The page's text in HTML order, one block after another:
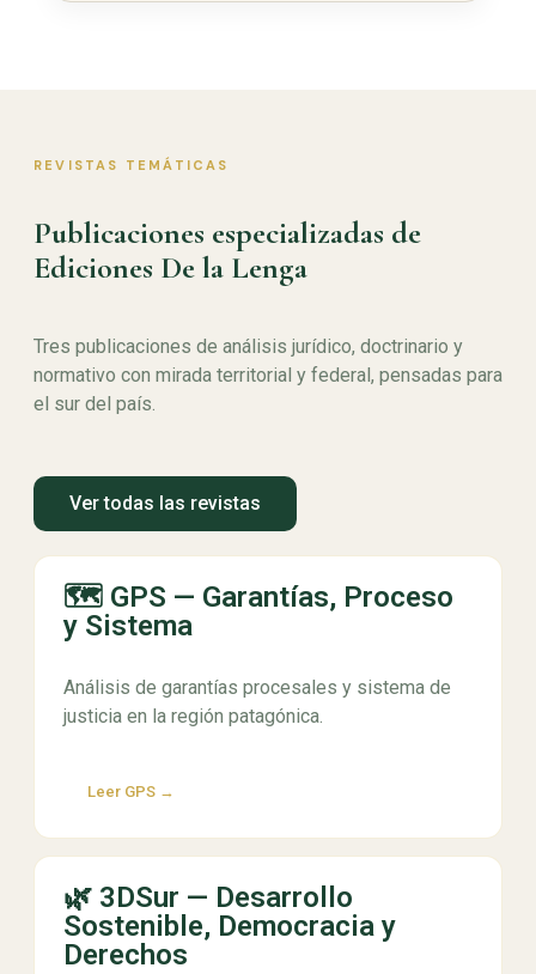
REVISTAS TEMÁTICAS
Publicaciones especializadas de
Ediciones De la Lenga
Tres publicaciones de análisis jurídico, doctrinario y
normativo con mirada territorial y federal, pensadas para
el sur del país.
Ver todas las revistas
🗺️ GPS — Garantías, Proceso
y Sistema
Análisis de garantías procesales y sistema de
justicia en la región patagónica.
Leer GPS →
🌿 3DSur — Desarrollo
Sostenible, Democracia y
Derechos